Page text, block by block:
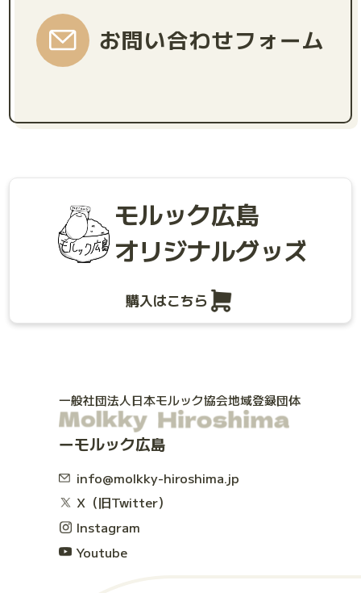
お問い合わせフォーム
モルック広島
オリジナルグッズ
購入はこちら
一般社団法人日本モルック協会地域登録団体
モルック広島
info@molkky-hiroshima.jp
X（旧Twitter）
Instagram
Youtube